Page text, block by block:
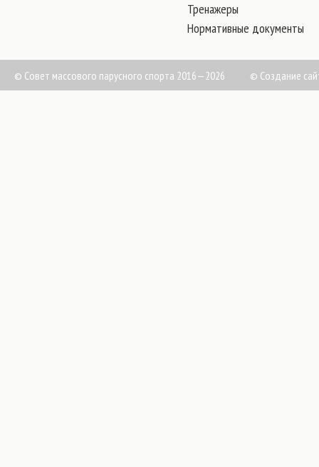
Тренажеры
Нормативные документы
© Совет массового парусного спорта 2016—2026 © Создание